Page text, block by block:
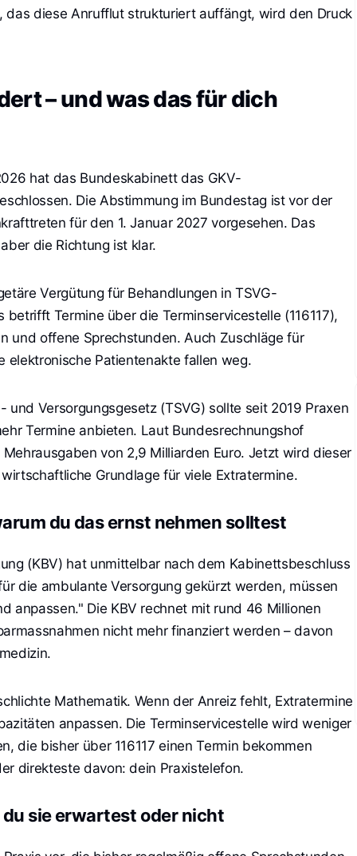
das diese Anrufflut strukturiert auffängt, wird den Druck
– und was das für dich
hat das Bundeskabinett das GKV-
Die Abstimmung im Bundestag ist vor der
für den 1. Januar 2027 vorgesehen. Das
die Richtung ist klar.
Vergütung für Behandlungen in TSVG-
Termine über die Terminservicestelle (116117),
und offene Sprechstunden. Auch Zuschläge für
elektronische Patientenakte fallen weg.
und Versorgungsgesetz (TSVG) sollte seit 2019 Praxen
Termine anbieten. Laut Bundesrechnungshof
von 2,9 Milliarden Euro. Jetzt wird dieser
Grundlage für viele Extratermine.
du das ernst nehmen solltest
(KBV) hat unmittelbar nach dem Kabinettsbeschluss
die ambulante Versorgung gekürzt werden, müssen
anpassen." Die KBV rechnet mit rund 46 Millionen
nicht mehr finanziert werden – davon
Mathematik. Wenn der Anreiz fehlt, Extratermine
anpassen. Die Terminservicestelle wird weniger
die bisher über 116117 einen Termin bekommen
direkteste davon: dein Praxistelefon.
sie erwartest oder nicht